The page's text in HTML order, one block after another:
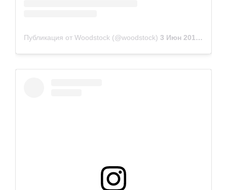
Публикация от Woodstock (@woodstock) 3 Июн 2018 в 10:06 PDT